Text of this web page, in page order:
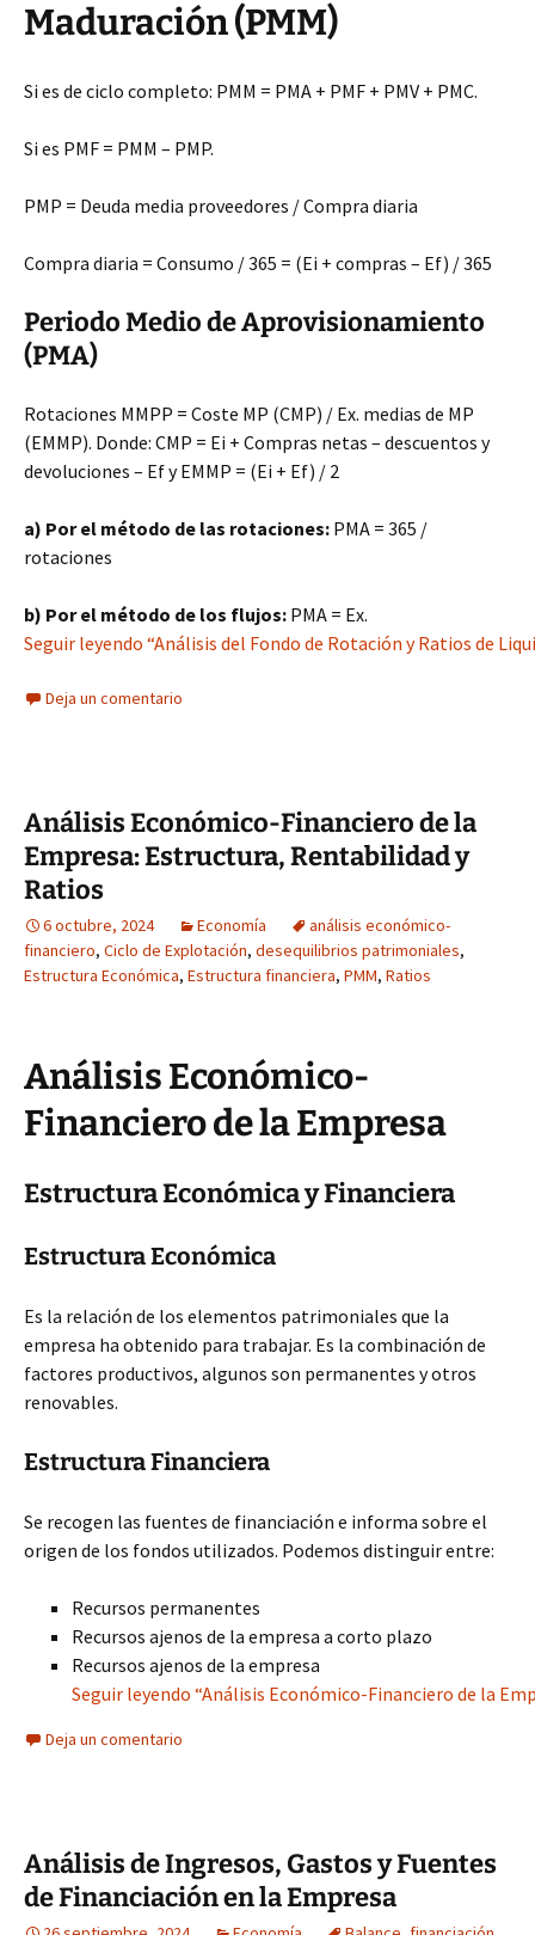
Maduración (PMM)
Si es de ciclo completo: PMM = PMA + PMF + PMV + PMC.
Si es PMF = PMM – PMP.
PMP = Deuda media proveedores / Compra diaria
Compra diaria = Consumo / 365 = (Ei + compras – Ef) / 365
Periodo Medio de Aprovisionamiento
(PMA)
Rotaciones MMPP = Coste MP (CMP) / Ex. medias de MP
(EMMP). Donde: CMP = Ei + Compras netas – descuentos y
devoluciones – Ef y EMMP = (Ei + Ef) / 2
a) Por el método de las rotaciones: PMA = 365 /
rotaciones
b) Por el método de los flujos: PMA = Ex.
Seguir leyendo “Análisis del Fondo de Rotación y Ratios de
Deja un comentario
Análisis Económico-Financiero de la
Empresa: Estructura, Rentabilidad y
Ratios
6 octubre, 2024 Economía
análisis económico-
financiero, Ciclo de Explotación, desequilibrios patrimoniales,
Estructura Económica, Estructura financiera, PMM, Ratios
Análisis Económico-
Financiero de la Empresa
Estructura Económica y Financiera
Estructura Económica
Es la relación de los elementos patrimoniales que la
empresa ha obtenido para trabajar. Es la combinación de
factores productivos, algunos son permanentes y otros
renovables.
Estructura Financiera
Se recogen las fuentes de financiación e informa sobre el
origen de los fondos utilizados. Podemos distinguir entre:
Recursos permanentes
Recursos ajenos de la empresa a corto plazo
Recursos ajenos de la empresa
Seguir leyendo “Análisis Económico-Financiero de la
Deja un comentario
Análisis de Ingresos, Gastos y Fuentes
de Financiación en la Empresa